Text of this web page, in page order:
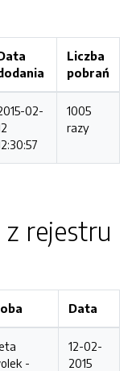
Liczba
pobrań
02-
1005
razy
rejestru
Data
-
12-02-
2015